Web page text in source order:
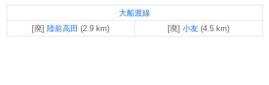
大船渡線
[廃] 陸前高田 (2.9 km) [廃] 小友 (4.5 km)